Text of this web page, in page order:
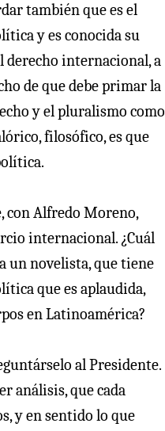
también que es el
y es conocida su
derecho internacional, a
de que debe primar la
y el pluralismo como
filosófico, es que
con Alfredo Moreno,
internacional. ¿Cuál
un novelista, que tiene
que es aplaudida,
en Latinoamérica?
al Presidente.
análisis, que cada
y en sentido lo que